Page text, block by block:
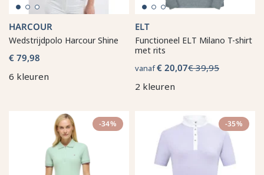
HARCOUR
Wedstrijdpolo Harcour Shine
€ 79,98
6 kleuren
ELT
Functioneel ELT Milano T-shirt
met rits
vanaf€ 20,07€ 39,95
2 kleuren
-34% -35%